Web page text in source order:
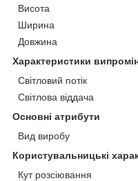
Висота
Ширина
Довжина
Характеристики
Світловий потік
Світлова віддача
Основні атрибути
Вид виробу
Користувальницькі
Кут розсіювання